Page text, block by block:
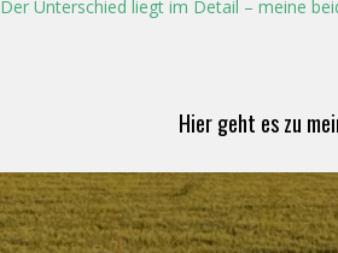
Der Unterschied liegt im Detail – meine
Hier geht es zu